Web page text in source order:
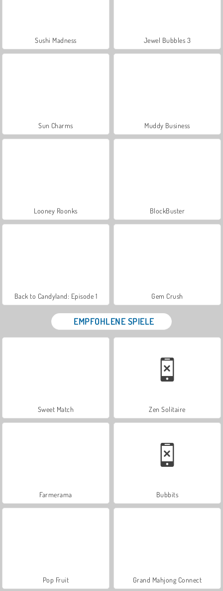
Sushi Madness Jewel Bubbles 3
Sun Charms Muddy Business
Looney Roonks BlockBuster
Back to Candyland: Episode 1 Gem Crush
EMPFOHLENE SPIELE
Sweet Match Zen Solitaire
Farmerama Bubbits
Pop Fruit Grand Mahjong Connect